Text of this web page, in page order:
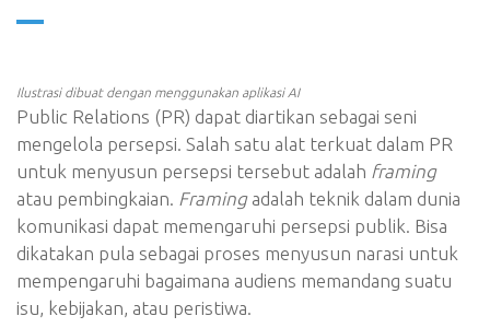
Ilustrasi dibuat dengan menggunakan aplikasi AI
Public Relations (PR) dapat diartikan sebagai seni
mengelola persepsi. Salah satu alat terkuat dalam PR
untuk menyusun persepsi tersebut adalah framing
atau pembingkaian. Framing adalah teknik dalam dunia
komunikasi dapat memengaruhi persepsi publik. Bisa
dikatakan pula sebagai proses menyusun narasi untuk
mempengaruhi bagaimana audiens memandang suatu
isu, kebijakan, atau peristiwa.